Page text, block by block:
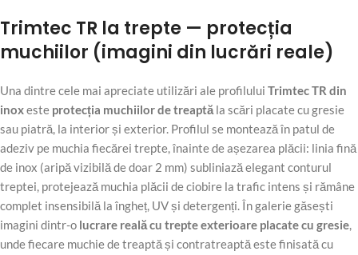
Trimtec TR la trepte — protecția
muchiilor (imagini din lucrări reale)
Una dintre cele mai apreciate utilizări ale profilului Trimtec TR din
inoxeste protecția muchiilor de treaptă la scări placate cu gresie
sau piatră, la interior și exterior. Profilul se montează în patul de
adeziv pe muchia fiecărei trepte, înainte de așezarea plăcii: linia fină
de inox (aripă vizibilă de doar 2 mm) subliniază elegant conturul
treptei, protejează muchia plăcii de ciobire la trafic intens și rămâne
complet insensibilă la îngheț, UV și detergenți. În galerie găsești
imagini dintr-o lucrare reală cu trepte exterioare placate cu gresie,
unde fiecare muchie de treaptă și contratreaptă este finisată cu